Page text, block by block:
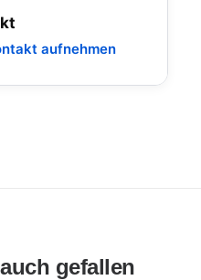
aufnehmen
gefallen